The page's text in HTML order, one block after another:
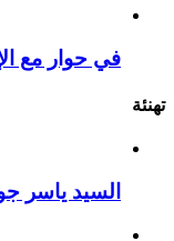
في حوار مع
تهنئة
السيد ياسر